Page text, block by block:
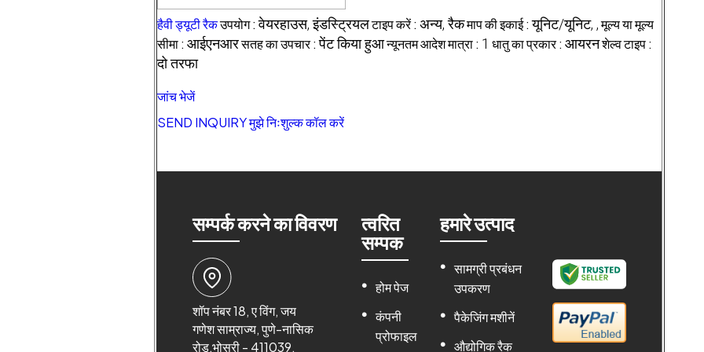
हैवी ड्यूटी रैकउपयोग :वेयरहाउस, इंडस्ट्रियलटाइप करें : अन्य, रैकमाप की इकाई :यूनिट/यूनिट, ,मूल्य या मूल्य
सीमा : आईएनआरसतह का उपचार :पेंट किया हुआन्यूनतम आदेश मात्रा : 1 धातु का प्रकार : आयरनशेल्व टाइप :
दो तरफा
जांच भेजें
SEND INQUIRYमुझे निःशुल्क कॉल करें
सम्पर्क करने का विवरण
शॉप नंबर 18, ए विंग, जय
गणेश साम्राज्य, पुणे-नासिक
रोड,भोसरी - 411039,
त्वरित
सम्पक
होम पेज
कंपनी
प्रोफाइल
हमारे उत्पाद
सामग्री प्रबंधन
उपकरण
पैकेजिंग मशीनें
औद्योगिक रैक